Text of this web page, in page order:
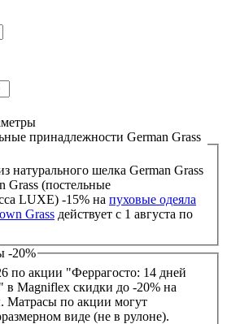
принадлежности German Grass
Grass (постельные
LUXE) -15% на пуховые одеяла
Grass действует с 1 августа по
-20%
по акции "Феррагосто: 14 дней
в Magniflex скидки до -20% на
Матрасы по акции могут
виде (не в рулоне).